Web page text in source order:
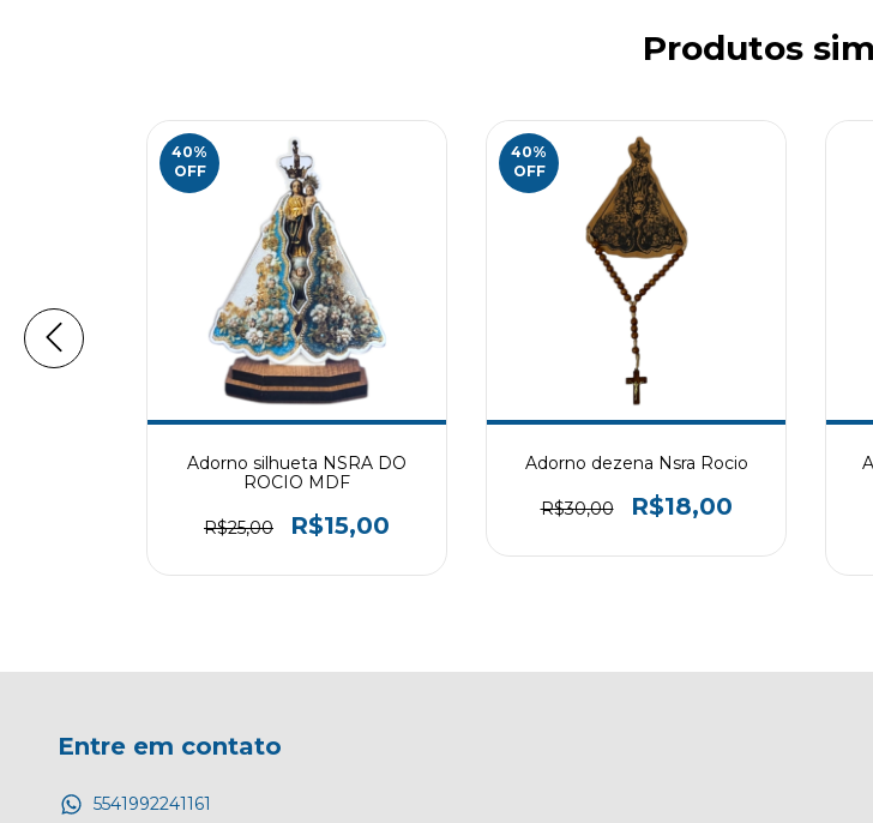
Produtos
40%
OFF
Adorno silhueta NSRA DO
ROCIO MDF
R$25,00 R$15,00
40%
OFF
Adorno dezena Nsra Rocio
R$30,00 R$18,00
Entre em contato
5541992241161